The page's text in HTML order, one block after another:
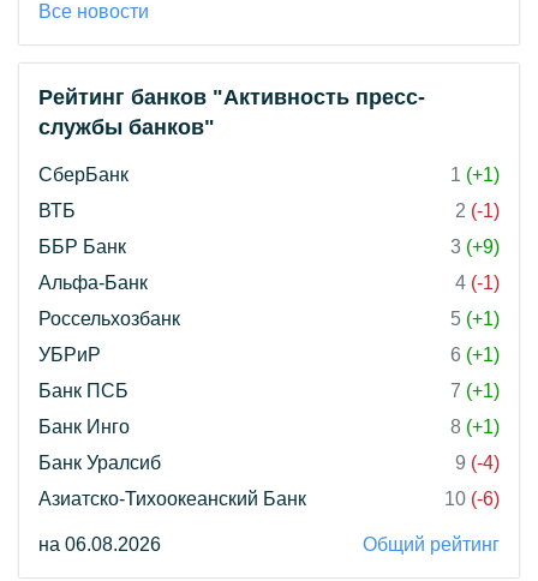
Все новости
Рейтинг банков "Активность пресс-
службы банков"
СберБанк 1 (+1)
ВТБ
2 (-1)
ББР Банк
3 (+9)
Альфа-Банк
4 (-1)
Россельхозбанк
5 (+1)
УБРиР
6 (+1)
Банк ПСБ
7 (+1)
Банк Инго
8 (+1)
Банк Уралсиб
9 (-4)
Азиатско-Тихоокеанский Банк
10 (-6)
на 06.08.2026 Общий рейтинг